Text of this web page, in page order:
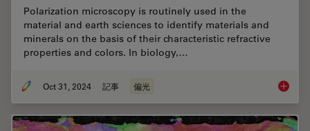
Polarization microscopy is routinely used in the
material and earth sciences to identify materials and
minerals on the basis of their characteristic refractive
properties and colors. In biology,…
Oct 31, 2024 記事 偏光 The